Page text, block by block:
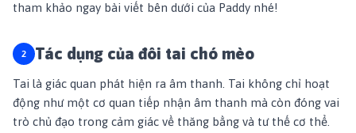
tham khảo ngay bài viết bên dưới của Paddy nhé!
Tác dụng của đôi tai chó mèo
Tai là giác quan phát hiện ra âm thanh. Tai không chỉ hoạt
động như một cơ quan tiếp nhận âm thanh mà còn đóng vai
trò chủ đạo trong cảm giác về thăng bằng và tư thế cơ thể.